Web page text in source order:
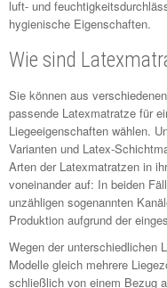
luft- und
hygienische Eigenschaften.
Wie sind
Sie können aus
passende Latexmatratze für
Liegeeigenschaften wählen.
Varianten und Latex-
Arten der Latexmatratzen in
voneinander auf: In beiden
unzähligen sogenannten
Produktion aufgrund der
Wegen der unterschiedlichen
Modelle gleich mehrere
schließlich von einem Bezug